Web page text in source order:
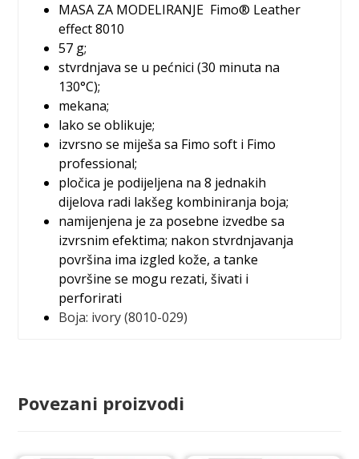
MASA ZA MODELIRANJE Fimo® Leather
effect 8010
57 g;
stvrdnjava se u pećnici (30 minuta na
130°C);
mekana;
lako se oblikuje;
izvrsno se miješa sa Fimo soft i Fimo
professional;
pločica je podijeljena na 8 jednakih
dijelova radi lakšeg kombiniranja boja;
namijenjena je za posebne izvedbe sa
izvrsnim efektima; nakon stvrdnjavanja
površina ima izgled kože, a tanke
površine se mogu rezati, šivati i
perforirati
Boja: ivory (8010-029)
Povezani proizvodi